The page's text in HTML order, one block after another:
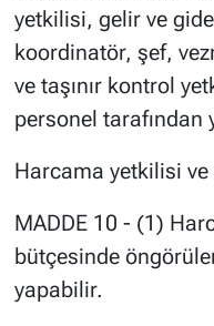
yetkilisi, gelir ve
koordinatör, şef,
ve taşınır kontrol
personel tarafından
Harcama yetkilisi
MADDE 10 - (1)
bütçesinde
yapabilir.